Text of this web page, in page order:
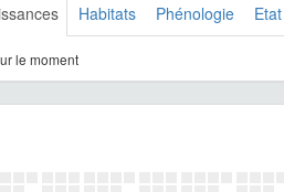
Habitats Phénologie
le moment